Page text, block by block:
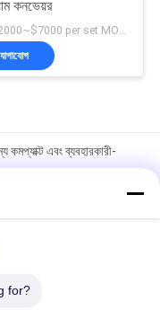
কনভেয়র
USD$2000~$7000 per set MOQ:1 সেট
কমপ্যাক্ট এবং ব্যবহারকারী-
নিষ্কাশনের জন্য স্বয়ংক্রিয়
প্রযুক্তির সাথে পাউডার এবং
for?